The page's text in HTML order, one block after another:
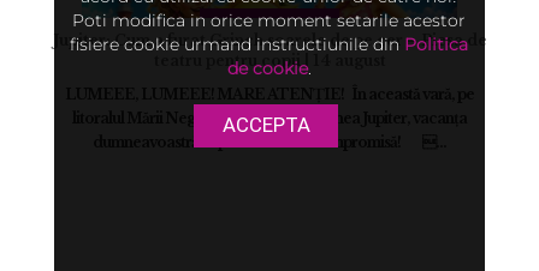
Jupiter: Cum a furat Grinch soarele de pe cer – Piesa de
teatru pentru copii | 14 august
litoralul Mării Negre, mai exact în stațiunea Jupiter, vacanța
Poti modifica in orice moment setarile acestor
fisiere cookie urmand instructiunile din Politica
de cookie.
ACCEPTA